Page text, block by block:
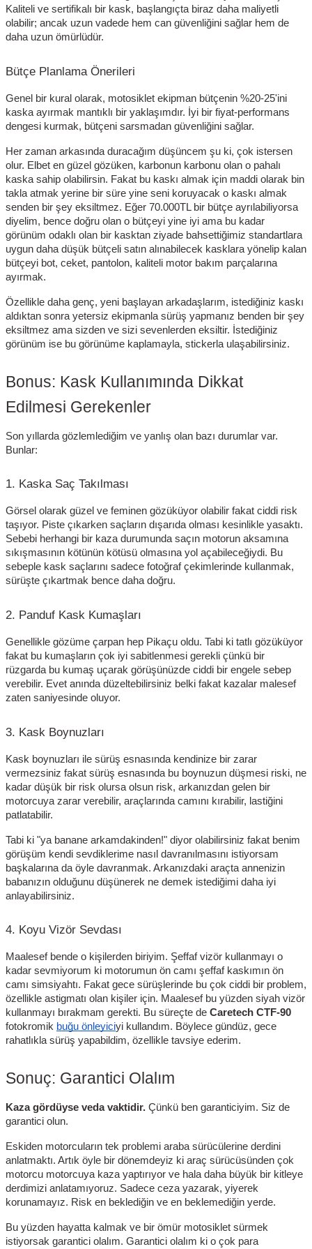
Kaliteli ve sertifikalı bir kask, başlangıçta biraz daha maliyetli
olabilir; ancak uzun vadede hem can güvenliğini sağlar hem de
daha uzun ömürlüdür.
Bütçe Planlama Önerileri
Genel bir kural olarak, motosiklet ekipman bütçenin %20-25'ini
kaska ayırmak mantıklı bir yaklaşımdır. İyi bir fiyat-performans
dengesi kurmak, bütçeni sarsmadan güvenliğini sağlar.
Her zaman arkasında duracağım düşüncem şu ki, çok istersen
olur. Elbet en güzel gözüken, karbonun karbonu olan o pahalı
kaska sahip olabilirsin. Fakat bu kaskı almak için maddi olarak bin
takla atmak yerine bir süre yine seni koruyacak o kaskı almak
senden bir şey eksiltmez. Eğer 70.000TL bir bütçe ayrılabiliyorsa
diyelim, bence doğru olan o bütçeyi yine iyi ama bu kadar
görünüm odaklı olan bir kasktan ziyade bahsettiğimiz standartlara
uygun daha düşük bütçeli satın alınabilecek kasklara yönelip kalan
bütçeyi bot, ceket, pantolon, kaliteli motor bakım parçalarına
ayırmak.
Özellikle daha genç, yeni başlayan arkadaşlarım, istediğiniz kaskı
aldıktan sonra yetersiz ekipmanla sürüş yapmanız benden bir şey
eksiltmez ama sizden ve sizi sevenlerden eksiltir. İstediğiniz
görünüm ise bu görünüme kaplamayla, stickerla ulaşabilirsiniz.
Bonus: Kask Kullanımında Dikkat
Edilmesi Gerekenler
Son yıllarda gözlemlediğim ve yanlış olan bazı durumlar var.
Bunlar:
1. Kaska Saç Takılması
Görsel olarak güzel ve feminen gözüküyor olabilir fakat ciddi risk
taşıyor. Piste çıkarken saçların dışarıda olması kesinlikle yasaktı.
Sebebi herhangi bir kaza durumunda saçın motorun aksamına
sıkışmasının kötünün kötüsü olmasına yol açabileceğiydi. Bu
sebeple kask saçlarını sadece fotoğraf çekimlerinde kullanmak,
sürüşte çıkartmak bence daha doğru.
2. Panduf Kask Kumaşları
Genellikle gözüme çarpan hep Pikaçu oldu. Tabi ki tatlı gözüküyor
fakat bu kumaşların çok iyi sabitlenmesi gerekli çünkü bir
rüzgarda bu kumaş uçarak görüşünüzde ciddi bir engele sebep
verebilir. Evet anında düzeltebilirsiniz belki fakat kazalar malesef
zaten saniyesinde oluyor.
3. Kask Boynuzları
Kask boynuzları ile sürüş esnasında kendinize bir zarar
vermezsiniz fakat sürüş esnasında bu boynuzun düşmesi riski, ne
kadar düşük bir risk olursa olsun risk, arkanızdan gelen bir
motorcuya zarar verebilir, araçlarında camını kırabilir, lastiğini
patlatabilir.
Tabi ki "ya banane arkamdakinden!" diyor olabilirsiniz fakat benim
görüşüm kendi sevdiklerime nasıl davranılmasını istiyorsam
başkalarına da öyle davranmak. Arkanızdaki araçta annenizin
babanızın olduğunu düşünerek ne demek istediğimi daha iyi
anlayabilirsiniz.
4. Koyu Vizör Sevdası
Maalesef bende o kişilerden biriyim. Şeffaf vizör kullanmayı o
kadar sevmiyorum ki motorumun ön camı şeffaf kaskımın ön
camı simsiyahtı. Fakat gece sürüşlerinde bu çok ciddi bir problem,
özellikle astigmatı olan kişiler için. Maalesef bu yüzden siyah vizör
kullanmayı bırakmam gerekti. Bu süreçte de Caretech CTF-90
fotokromik buğu önleyiciyi kullandım. Böylece gündüz, gece
rahatlıkla sürüş yapabildim, özellikle tavsiye ederim.
Sonuç: Garantici Olalım
Kaza gördüyse veda vaktidir. Çünkü ben garanticiyim. Siz de
garantici olun.
Eskiden motorcuların tek problemi araba sürücülerine derdini
anlatmaktı. Artık öyle bir dönemdeyiz ki araç sürücüsünden çok
motorcu motorcuya kaza yaptırıyor ve hala daha büyük bir kitleye
derdimizi anlatamıyoruz. Sadece ceza yazarak, yiyerek
korunamayız. Risk en beklediğin ve en beklemediğin yerde.
Bu yüzden hayatta kalmak ve bir ömür motosiklet sürmek
istiyorsak garantici olalım. Garantici olalım ki o çok para